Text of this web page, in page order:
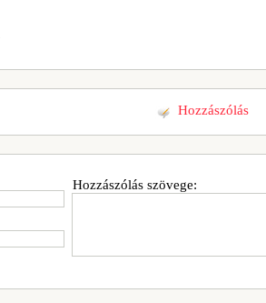
Hozzászólás
Hozzászólás szövege: